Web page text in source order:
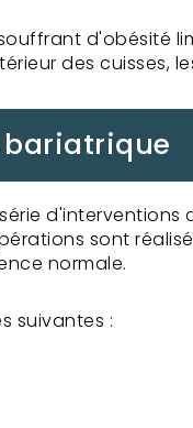
d'obésité
des cuisses,
d'interventions
sont
normale.
suivantes :